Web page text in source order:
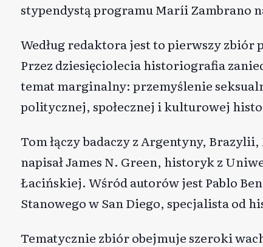
stypendystą programu Maríi Zambrano
Według redaktora jest to pierwszy
Przez dziesięciolecia historiografia
temat marginalny: przemyślenie
politycznej, społecznej i kulturowej
Tom łączy badaczy z Argentyny,
napisał James N. Green, historyk z
Łacińskiej. Wśród autorów jest Pablo
Stanowego w San Diego, specjalista od
Tematycznie zbiór obejmuje szeroki